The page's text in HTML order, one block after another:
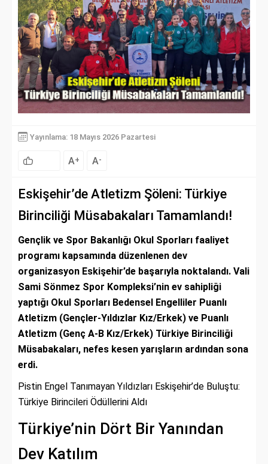
Yayınlama: 18 Mayıs 2026 Pazartesi
A+ A-
Eskişehir’de Atletizm Şöleni: Türkiye
Birinciliği Müsabakaları Tamamlandı!
Gençlik ve Spor Bakanlığı Okul Sporları faaliyet
programı kapsamında düzenlenen dev
organizasyon Eskişehir’de başarıyla noktalandı. Vali
Sami Sönmez Spor Kompleksi’nin ev sahipliği
yaptığı Okul Sporları Bedensel Engelliler Puanlı
Atletizm (Gençler-Yıldızlar Kız/Erkek) ve Puanlı
Atletizm (Genç A-B Kız/Erkek) Türkiye Birinciliği
Müsabakaları, nefes kesen yarışların ardından sona
erdi.
Pistin Engel Tanımayan Yıldızları Eskişehir’de Buluştu:
Türkiye Birincileri Ödüllerini Aldı
Türkiye’nin Dört Bir Yanından
Dev Katılım